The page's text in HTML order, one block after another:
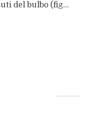
del bulbo (fig...